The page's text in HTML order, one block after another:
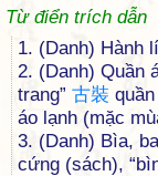
Từ điển trích dẫn
1. (Danh) Hành
2. (Danh) Quần
trang” 古裝
áo lạnh (mặc
3. (Danh) Bìa,
cứng (sách),